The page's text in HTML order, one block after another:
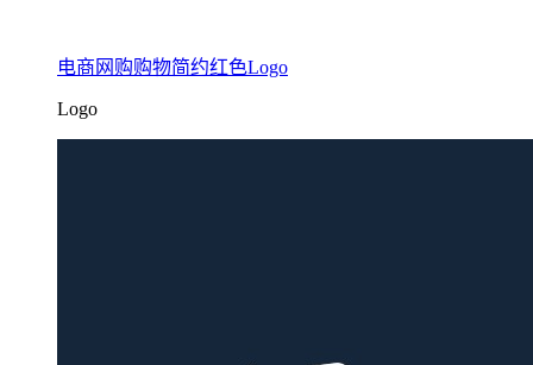
电商网购购物简约红色Logo
Logo